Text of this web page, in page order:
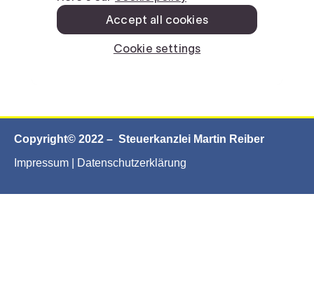
Copyright© 2022 – Steuerkanzlei Martin Reiber
Impressum Datenschutzerklärung